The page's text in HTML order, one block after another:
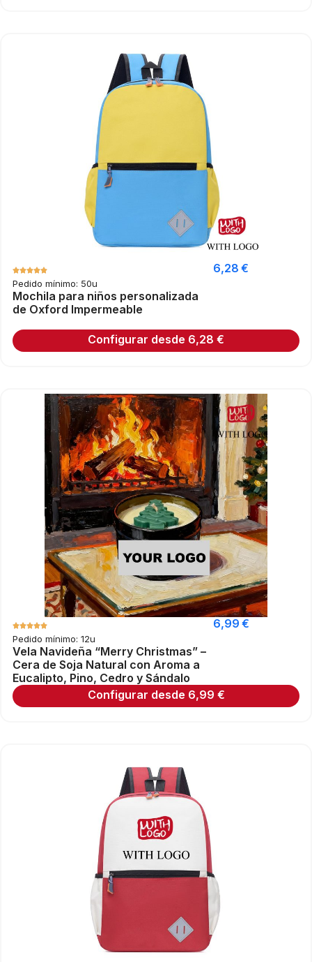
Pedido mínimo: 50u
Mochila para niños personalizada
de Oxford Impermeable
6,28€
Configurar desde 6,28 €
Pedido mínimo: 12u
Vela Navideña “Merry Christmas” –
Cera de Soja Natural con Aroma a
Eucalipto, Pino, Cedro y Sándalo
6,99€
Configurar desde 6,99 €